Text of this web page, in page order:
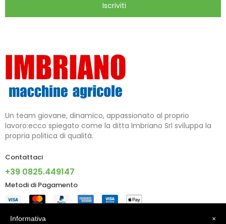
Iscriviti
Un team giovane, dinamico, appassionato al proprio
lavoro:ecco spiegato come la ditta Imbriano Srl sviluppa la
propria politica di qualità.
Contattaci
+39 0825.449147
Metodi di Pagamento
Informazioni ×
Informativa